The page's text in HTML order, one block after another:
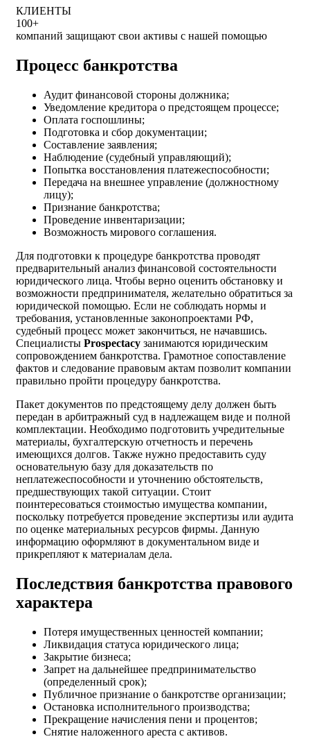
КЛИЕНТЫ
100+
компаний защищают свои активы с нашей помощью
Процесс банкротства
Аудит финансовой стороны должника;
Уведомление кредитора о предстоящем процессе;
Оплата госпошлины;
Подготовка и сбор документации;
Составление заявления;
Наблюдение (судебный управляющий);
Попытка восстановления платежеспособности;
Передача на внешнее управление (должностному
лицу);
Признание банкротства;
Проведение инвентаризации;
Возможность мирового соглашения.
Для подготовки к процедуре банкротства проводят
предварительный анализ финансовой состоятельности
юридического лица. Чтобы верно оценить обстановку и
возможности предпринимателя, желательно обратиться за
юридической помощью. Если не соблюдать нормы и
требования, установленные законопроектами РФ,
судебный процесс может закончиться, не начавшись.
Специалисты Prospectacy занимаются юридическим
сопровождением банкротства. Грамотное сопоставление
фактов и следование правовым актам позволит компании
правильно пройти процедуру банкротства.
Пакет документов по предстоящему делу должен быть
передан в арбитражный суд в надлежащем виде и полной
комплектации. Необходимо подготовить учредительные
материалы, бухгалтерскую отчетность и перечень
имеющихся долгов. Также нужно предоставить суду
основательную базу для доказательств по
неплатежеспособности и уточнению обстоятельств,
предшествующих такой ситуации. Стоит
поинтересоваться стоимостью имущества компании,
поскольку потребуется проведение экспертизы или аудита
по оценке материальных ресурсов фирмы. Данную
информацию оформляют в документальном виде и
прикрепляют к материалам дела.
Последствия банкротства правового
характера
Потеря имущественных ценностей компании;
Ликвидация статуса юридического лица;
Закрытие бизнеса;
Запрет на дальнейшее предпринимательство
(определенный срок);
Публичное признание о банкротстве организации;
Остановка исполнительного производства;
Прекращение начисления пени и процентов;
Снятие наложенного ареста с активов.